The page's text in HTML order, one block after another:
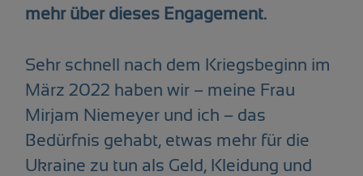
mehr über dieses Engagement.
Sehr schnell nach dem Kriegsbeginn im
März 2022 haben wir – meine Frau
Mirjam Niemeyer und ich – das
Bedürfnis gehabt, etwas mehr für die
Ukraine zu tun als Geld, Kleidung und